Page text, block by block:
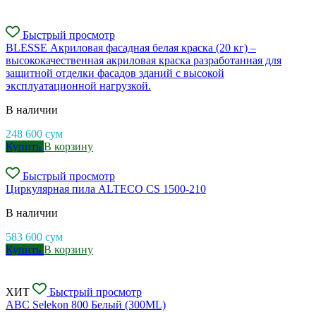
Быстрый просмотр
BLESSE Акриловая фасадная белая краска (20 кг) –
высококачественная акриловая краска разработанная для
защитной отделки фасадов зданий с высокой
эксплуатационной нагрузкой.
В наличии
248 600 сум
Купить В корзину
Быстрый просмотр
Циркулярная пила ALTECO CS 1500-210
В наличии
583 600 сум
Купить В корзину
ХИТ
Быстрый просмотр
ABC Selekon 800 Белый (300ML)